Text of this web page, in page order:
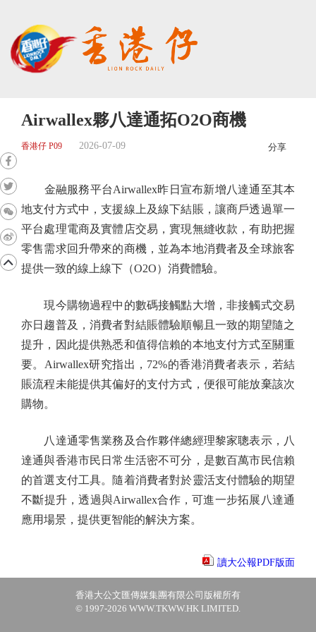
Airwallex夥八達通拓O2O商機
香港仔 P09 2026-07-09 分享
金融服務平台Airwallex昨日宣布新增八達通至其本
地支付方式中，支援線上及線下結賬，讓商戶透過單一
平台處理電商及實體店交易，實現無縫收款，有助把握
零售需求回升帶來的商機，並為本地消費者及全球旅客
提供一致的線上線下（O2O）消費體驗。
現今購物過程中的數碼接觸點大增，非接觸式交易
亦日趨普及，消費者對結賬體驗順暢且一致的期望隨之
提升，因此提供熟悉和值得信賴的本地支付方式至關重
要。Airwallex研究指出，72%的香港消費者表示，若結
賬流程未能提供其偏好的支付方式，便很可能放棄該次
購物。
八達通零售業務及合作夥伴總經理黎家聰表示，八
達通與香港市民日常生活密不可分，是數百萬市民信賴
的首選支付工具。隨着消費者對於靈活支付體驗的期望
不斷提升，透過與Airwallex合作，可進一步拓展八達通
應用場景，提供更智能的解決方案。
讀大公報PDF版面
香港大公文匯傳媒集團有限公司版權所有
© 1997-2026 WWW.TKWW.HK LIMITED.